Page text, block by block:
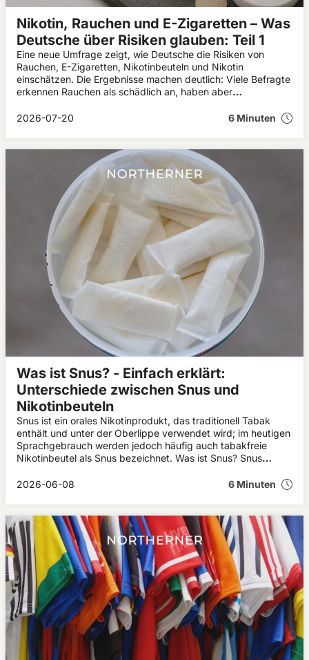
Nikotin, Rauchen und E-Zigaretten – Was
Deutsche über Risiken glauben: Teil 1
Eine neue Umfrage zeigt, wie Deutsche die Risiken von
Rauchen, E-Zigaretten, Nikotinbeuteln und Nikotin
einschätzen. Die Ergebnisse machen deutlich: Viele Befragte
erkennen Rauchen als schädlich an, haben aber
richtig einzuordnen.
2026-07-20 6 Minuten
Was ist Snus? - Einfach erklärt:
Unterschiede zwischen Snus und
Nikotinbeuteln
Snus ist ein orales Nikotinprodukt, das traditionell Tabak
enthält und unter der Oberlippe verwendet wird; im heutigen
Sprachgebrauch werden jedoch häufig auch tabakfreie
Nikotinbeutel als Snus bezeichnet. Was ist Snus? Snus
Jahren als rauchlose Alternative zu anderen
Herkunft, Inhaltsstoffen, Wirkung, Anwendung und den
wichtigsten Unterschieden zwischen klassischem Snus und
modernen Nikotinbeuteln.
2026-06-08 6 Minuten